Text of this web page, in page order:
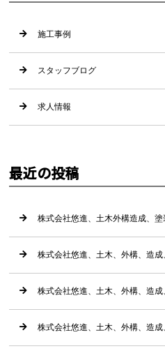
施工事例
スタッフブログ
求人情報
最近の投稿
株式会社悠進、土木外構造成、
株式会社悠進、土木、外構、造
株式会社悠進、土木、外構、造
株式会社悠進、土木、外構、造成